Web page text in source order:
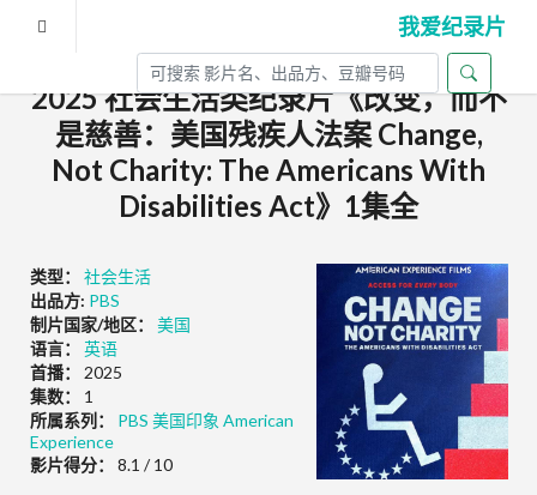
我爱纪录片
2025 社会生活类纪录片《改变，而不
是慈善：美国残疾人法案 Change,
Not Charity: The Americans With
Disabilities Act》1集全
类型：
社会生活
出品方: PBS
制片国家/地区：
美国
语言：
英语
首播：
2025
集数：
1
所属系列：
PBS 美国印象 American
Experience
影片得分：
8.1 / 10